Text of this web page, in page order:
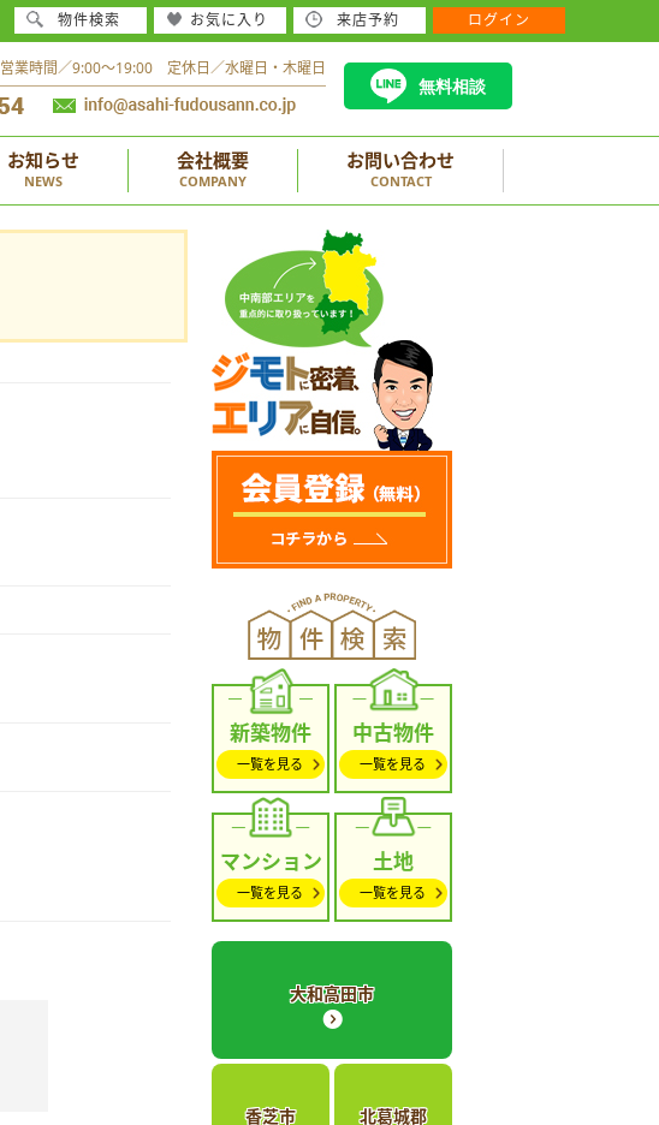
営業時間／9:00～19:00 定休日／水曜日・木曜日
無料相談
お知らせ
NEWS
会社概要
COMPANY
お問い合わせ
CONTACT
新築物件
一覧を見る
中古物件
一覧を見る
マンション
一覧を見る
土地
一覧を見る
大和高田市
香芝市 北葛城郡
物件検索 お気に入り 来店予約 ログイン